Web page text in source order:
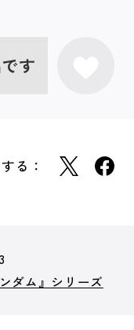
す
る：
ダム』シリーズ